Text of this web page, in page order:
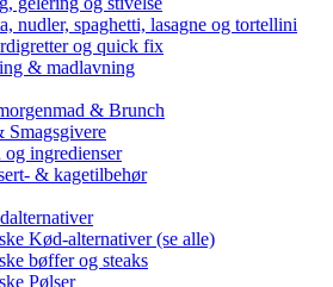
nudler, spaghetti, lasagne og tortellini
og quick fix
& madlavning
& Brunch
ingredienser
& kagetilbehør
Kød-alternativer (se alle)
bøffer og steaks
Pølser